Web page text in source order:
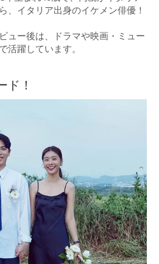
、イタリア出身のイケメン俳優！
ュー後は、ドラマや映画・ミュー
活躍しています。
ド！